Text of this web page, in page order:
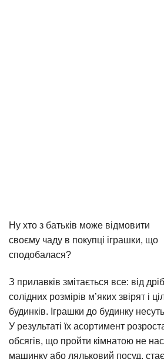
Ну хто з батьків може відмовити
своєму чаду в покупці іграшки, що
сподобалася?
З прилавків змітається все: від
солідних розмірів м’яких звірят і
будинків. Іграшки до будинку
У результаті їх асортимент
обсягів, що пройти кімнатою не
машинку або ляльковий посуд,